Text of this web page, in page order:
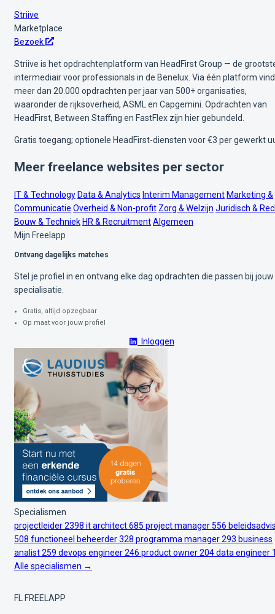
Striive
Marketplace
Bezoek
Striive is het opdrachtenplatform van HeadFirst Group — de
intermediair voor professionals in de Benelux. Via één platform
meer dan 20.000 opdrachten per jaar van 500+ organisaties,
waaronder de rijksoverheid, ASML en Capgemini. Opdrachten van
HeadFirst, Between Staffing en FastFlex zijn hier gebundeld.
Gratis toegang; optionele HeadFirst-diensten voor €3 per gewerkt
Meer freelance websites per sector
IT & Technology Data & Analytics Interim Management Marketing &
Communicatie Overheid & Non-profit Zorg & Welzijn Juridisch &
Bouw & Techniek HR & RecruitmentAlgemeen
Mijn Freelapp
Ontvang dagelijks matches
Stel je profiel in en ontvang elke dag opdrachten die passen bij jouw
specialisatie.
Gratis, altijd opzegbaar
Op maat voor jouw profiel
Inloggen
Specialismen
projectleider2398 it architect685 project manager556
508 functioneel beheerder328 programma manager293 business
analist259 devops engineer246 product owner204data engineer
Alle specialismen →
FL FREELAPP